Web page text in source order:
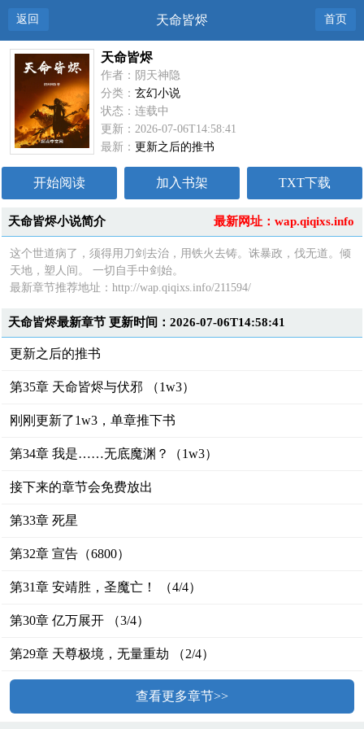
返回 天命皆烬 首页
天命皆烬
作者：阴天神隐
分类：玄幻小说
状态：连载中
更新：2026-07-06T14:58:41
最新： 更新之后的推书
开始阅读 加入书架 TXT下载
最新网址：wap.qiqixs.info
天命皆烬小说简介
这个世道病了，须得用刀剑去治，用铁火去铸。诛暴政，伐无道。倾
天地，塑人间。 一切自手中剑始。
最新章节推荐地址：http://wap.qiqixs.info/211594/
天命皆烬最新章节 更新时间：2026-07-06T14:58:41
更新之后的推书
第35章 天命皆烬与伏邪 （1w3）
刚刚更新了1w3，单章推下书
第34章 我是……无底魔渊？（1w3）
接下来的章节会免费放出
第33章 死星
第32章 宣告（6800）
第31章 安靖胜，圣魔亡！ （4/4）
第30章 亿万展开 （3/4）
第29章 天尊极境，无量重劫 （2/4）
查看更多章节>>